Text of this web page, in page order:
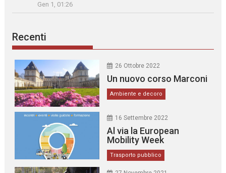
Gen 1, 01:26
Recenti
26 Ottobre 2022
Un nuovo corso Marconi
Ambiente e decoro
16 Settembre 2022
Al via la European
Mobility Week
Trasporto pubblico